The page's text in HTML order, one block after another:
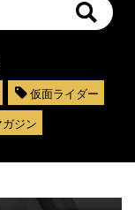
仮面ライダー
ジン